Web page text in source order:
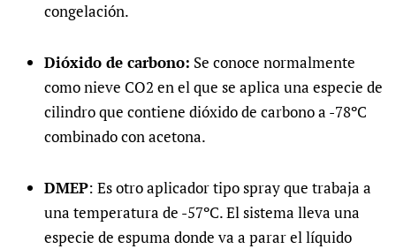
congelación.
Dióxido de carbono: Se conoce normalmente
como nieve CO2 en el que se aplica una especie de
cilindro que contiene dióxido de carbono a -78ºC
combinado con acetona.
DMEP: Es otro aplicador tipo spray que trabaja a
una temperatura de -57ºC. El sistema lleva una
especie de espuma donde va a parar el líquido